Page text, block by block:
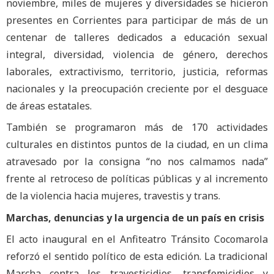
noviembre, miles de mujeres y diversidades se hicieron
presentes en Corrientes para participar de más de un
centenar de talleres dedicados a educación sexual
integral, diversidad, violencia de género, derechos
laborales, extractivismo, territorio, justicia, reformas
nacionales y la preocupación creciente por el desguace
de áreas estatales.
También se programaron más de 170 actividades
culturales en distintos puntos de la ciudad, en un clima
atravesado por la consigna “no nos calmamos nada”
frente al retroceso de políticas públicas y al incremento
de la violencia hacia mujeres, travestis y trans.
Marchas, denuncias y la urgencia de un país en crisis
El acto inaugural en el Anfiteatro Tránsito Cocomarola
reforzó el sentido político de esta edición. La tradicional